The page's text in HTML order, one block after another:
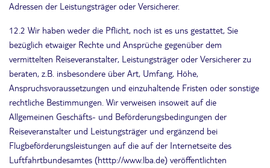
Adressen der Leistungsträger oder Versicherer.
12.2 Wir haben weder die Pflicht, noch ist es uns gestattet, Sie
bezüglich etwaiger Rechte und Ansprüche gegenüber dem
vermittelten Reiseveranstalter, Leistungsträger oder Versicherer zu
beraten, z.B. insbesondere über Art, Umfang, Höhe,
Anspruchsvoraussetzungen und einzuhaltende Fristen oder sonstige
rechtliche Bestimmungen. Wir verweisen insoweit auf die
Allgemeinen Geschäfts- und Beförderungsbedingungen der
Reiseveranstalter und Leistungsträger und ergänzend bei
Flugbeförderungsleistungen auf die auf der Internetseite des
Luftfahrtbundesamtes (htttp://www.lba.de) veröffentlichten